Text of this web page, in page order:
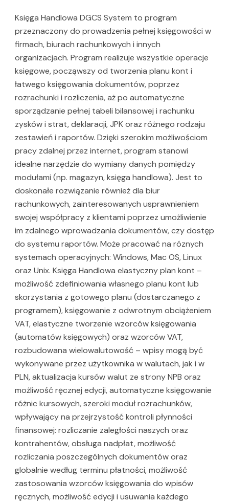
Księga Handlowa DGCS System to program
przeznaczony do prowadzenia pełnej księgowości w
firmach, biurach rachunkowych i innych
organizacjach. Program realizuje wszystkie operacje
księgowe, począwszy od tworzenia planu kont i
łatwego księgowania dokumentów, poprzez
rozrachunki i rozliczenia, aż po automatyczne
sporządzanie pełnej tabeli bilansowej i rachunku
zysków i strat, deklaracji, JPK oraz różnego rodzaju
zestawień i raportów. Dzięki szerokim możliwościom
pracy zdalnej przez internet, program stanowi
idealne narzędzie do wymiany danych pomiędzy
modułami (np. magazyn, księga handlowa). Jest to
doskonałe rozwiązanie również dla biur
rachunkowych, zainteresowanych usprawnieniem
swojej współpracy z klientami poprzez umożliwienie
im zdalnego wprowadzania dokumentów, czy dostęp
do systemu raportów. Może pracować na róznych
systemach operacyjnych: Windows, Mac OS, Linux
oraz Unix. Księga Handlowa elastyczny plan kont –
możliwość zdefiniowania własnego planu kont lub
skorzystania z gotowego planu (dostarczanego z
programem), księgowanie z odwrotnym obciążeniem
VAT, elastyczne tworzenie wzorców księgowania
(automatów księgowych) oraz wzorców VAT,
rozbudowana wielowalutowość – wpisy mogą być
wykonywane przez użytkownika w walutach, jak i w
PLN, aktualizacja kursów walut ze strony NPB oraz
możliwość ręcznej edycji, automatyczne księgowanie
różnic kursowych, szeroki moduł rozrachunków,
wpływający na przejrzystość kontroli płynności
finansowej: rozliczanie zaległości naszych oraz
kontrahentów, obsługa nadpłat, możliwość
rozliczania poszczególnych dokumentów oraz
globalnie według terminu płatności, możliwość
zastosowania wzorców księgowania do wpisów
ręcznych, możliwość edycji i usuwania każdego